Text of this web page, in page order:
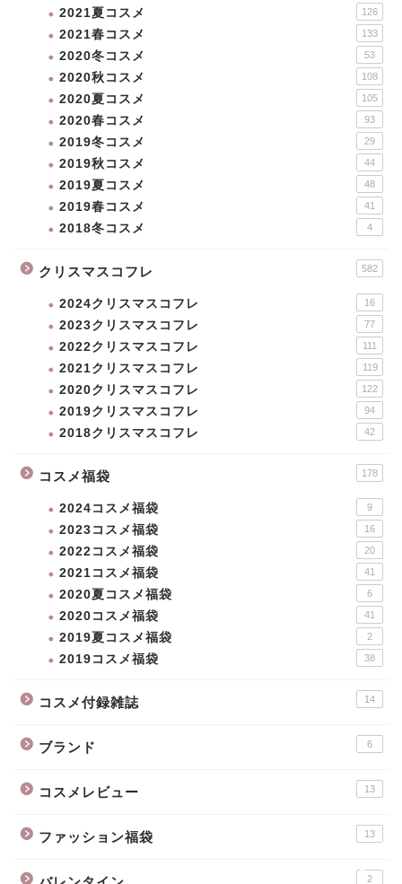
2021夏コスメ 126
2021春コスメ 133
2020冬コスメ 53
2020秋コスメ 108
2020夏コスメ 105
2020春コスメ 93
2019冬コスメ 29
2019秋コスメ 44
2019夏コスメ 48
2019春コスメ 41
2018冬コスメ 4
クリスマスコフレ 582
2024クリスマスコフレ 16
2023クリスマスコフレ 77
2022クリスマスコフレ 111
2021クリスマスコフレ 119
2020クリスマスコフレ 122
2019クリスマスコフレ 94
2018クリスマスコフレ 42
コスメ福袋 178
2024コスメ福袋 9
2023コスメ福袋 16
2022コスメ福袋 20
2021コスメ福袋 41
2020夏コスメ福袋 6
2020コスメ福袋 41
2019夏コスメ福袋 2
2019コスメ福袋 38
コスメ付録雑誌 14
ブランド 6
コスメレビュー 13
ファッション福袋 13
2